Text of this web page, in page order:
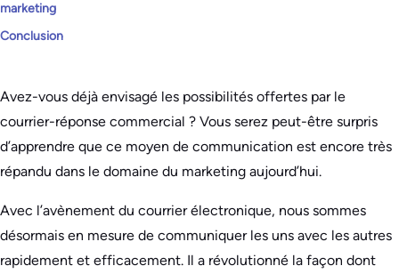
marketing
Conclusion
Avez-vous déjà envisagé les possibilités offertes par le
courrier-réponse commercial ? Vous serez peut-être surpris
d’apprendre que ce moyen de communication est encore très
répandu dans le domaine du marketing aujourd’hui.
Avec l’avènement du courrier électronique, nous sommes
désormais en mesure de communiquer les uns avec les autres
rapidement et efficacement. Il a révolutionné la façon dont